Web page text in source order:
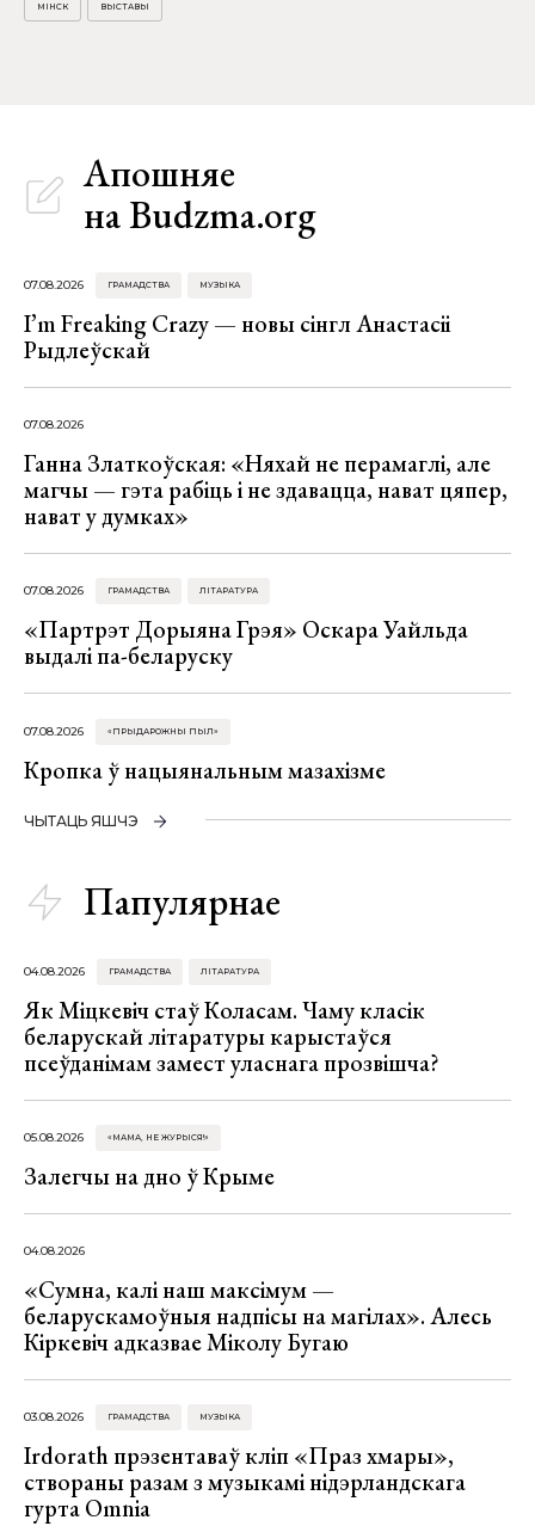
МІНСК ВЫСТАВЫ
Апошняе
на Budzma.org
07.08.2026 ГРАМАДСТВА МУЗЫКА
I’m Freaking Crazy — новы сінгл Анастасіі
Рыдлеўскай
07.08.2026
Ганна Златкоўская: «Няхай не перамаглі, але
магчы — гэта рабіць і не здавацца, нават цяпер,
нават у думках»
07.08.2026 ГРАМАДСТВА ЛІТАРАТУРА
«Партрэт Дорыяна Грэя» Оскара Уайльда
выдалі па-беларуску
07.08.2026 «ПРЫДАРОЖНЫ ПЫЛ»
Кропка ў нацыянальным мазахізме
ЧЫТАЦЬ ЯШЧЭ
Папулярнае
04.08.2026 ГРАМАДСТВА ЛІТАРАТУРА
Як Міцкевіч стаў Коласам. Чаму класік
беларускай літаратуры карыстаўся
псеўданімам замест уласнага прозвішча?
05.08.2026 «МАМА, НЕ ЖУРЫСЯ!»
Залегчы на дно ў Крыме
04.08.2026
«Сумна, калі наш максімум —
беларускамоўныя надпісы на магілах». Алесь
Кіркевіч адказвае Міколу Бугаю
03.08.2026 ГРАМАДСТВА МУЗЫКА
Irdorath прэзентаваў кліп «Праз хмары»,
створаны разам з музыкамі нідэрландскага
гурта Omnia